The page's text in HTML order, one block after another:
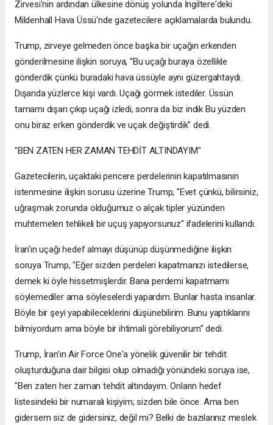
Zirvesi'nin ardından ülkesine dönüş yolunda İngiltere'deki
Mildenhall Hava Üssü'nde gazetecilere açıklamalarda bulundu.
Trump, zirveye gelmeden önce başka bir uçağın erkenden
gönderilmesine ilişkin soruya, "Bu uçağı buraya özellikle
gönderdik çünkü buradaki hava üssüyle aynı güzergahtaydı.
Dışarıda yüzlerce kişi vardı. Uçağı görmek istediler. Üssün
tamamı dışarı çıkıp uçağı izledi, sonra da biz indik Bu yüzden
onu biraz erken gönderdik ve uçak değiştirdik" dedi.
"BEN ZATEN HER ZAMAN TEHDİT ALTINDAYIM"
Gazetecilerin, uçaktaki pencere perdelerinin kapatılmasının
istenmesine ilişkin sorusu üzerine Trump, "Evet çünkü, bilirsiniz,
uğraşmak zorunda olduğumuz o alçak tipler yüzünden
muhtemelen tehlikeli bir uçuş yapıyorsunuz" ifadelerini kullandı.
İran'ın uçağı hedef almayı düşünüp düşünmediğine ilişkin
soruya Trump, "Eğer sizden perdeleri kapatmanızı istedilerse,
demek ki öyle hissetmişlerdir. Bana perdemi kapatmamı
söylemediler ama söyleselerdi yapardım. Bunlar hasta insanlar.
Böyle bir şeyi yapabileceklerini düşünebilirim. Bunu yaptıklarını
bilmiyordum ama böyle bir ihtimali görebiliyorum" dedi.
Trump, İran'ın Air Force One'a yönelik güvenilir bir tehdit
oluşturduğuna dair bilgisi olup olmadığı yönündeki soruya ise,
"Ben zaten her zaman tehdit altındayım. Onların hedef
listesindeki bir numaralı kişiyim; sizden bile önce. Ama ben
gidersem siz de gidersiniz, değil mi? Belki de bazılarınız meslek